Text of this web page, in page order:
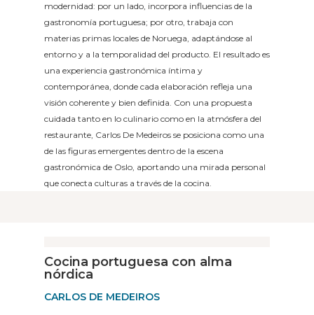
modernidad: por un lado, incorpora influencias de la
gastronomía portuguesa; por otro, trabaja con
materias primas locales de Noruega, adaptándose al
entorno y a la temporalidad del producto. El resultado es
una experiencia gastronómica íntima y
contemporánea, donde cada elaboración refleja una
visión coherente y bien definida. Con una propuesta
cuidada tanto en lo culinario como en la atmósfera del
restaurante, Carlos De Medeiros se posiciona como una
de las figuras emergentes dentro de la escena
gastronómica de Oslo, aportando una mirada personal
que conecta culturas a través de la cocina.
Cocina portuguesa con alma
nórdica
CARLOS DE MEDEIROS